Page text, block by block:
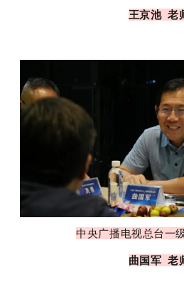
王京池 老
中央广播电视总台一
曲国军 老